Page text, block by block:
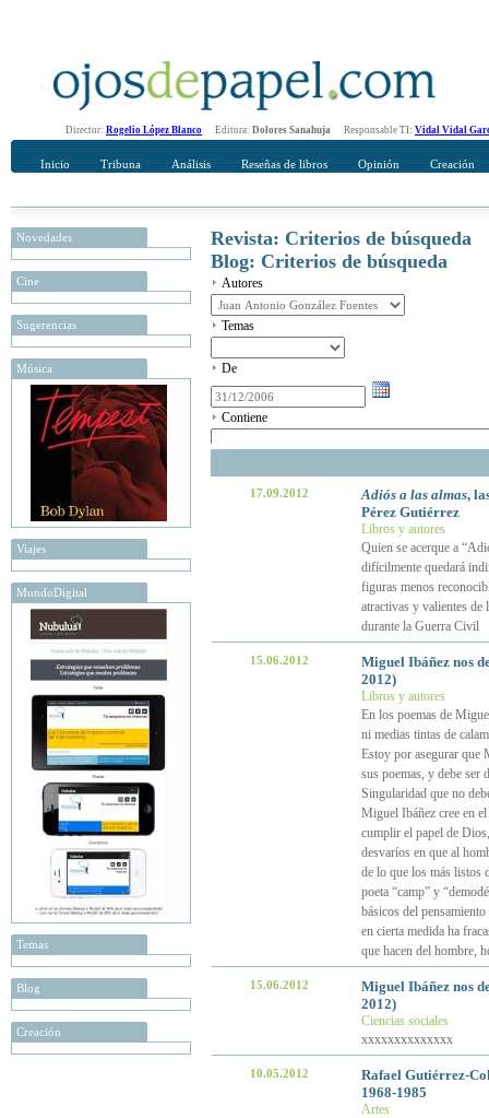
Director: Rogelio López Blanco Editora: Dolores Sanahuja Responsable TI: Vidal Vidal
Inicio Tribuna Análisis Reseñas de libros Opinión Creación
Novedades
Cine
Sugerencias
Música
Viajes
MundoDigital
Temas
Blog
Creación
Revista: Criterios de búsqueda
Blog: Criterios de búsqueda
Autores
Temas
De
Contiene
17.09.2012 Adiós a las almas,
Pérez Gutiérrez
Libros y autores
Quien se acerque a
difícilmente quedará
figuras menos
atractivas y valientes de
durante la Guerra Civil
15.06.2012
Miguel Ibáñez nos
2012)
Libros y autores
En los poemas de
ni medias tintas de
Estoy por asegurar que
sus poemas, y debe ser
Singularidad que no
Miguel Ibáñez cree en
cumplir el papel de
desvaríos en que al
de lo que los más listos
poeta “camp” y
básicos del
en cierta medida ha
que hacen del hombre,
15.06.2012
Miguel Ibáñez nos
2012)
Ciencias sociales
xxxxxxxxxxxxxx
10.05.2012
Rafael Gutiérrez-
1968-1985
Artes